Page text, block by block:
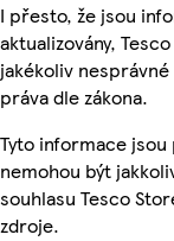
I přesto, že jsou
aktualizovány,
jakékoliv
práva dle zákona.
Tyto informace
nemohou být
souhlasu Tesco
zdroje.